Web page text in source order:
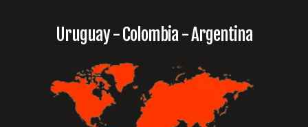
Uruguay - Colombia - Argentina